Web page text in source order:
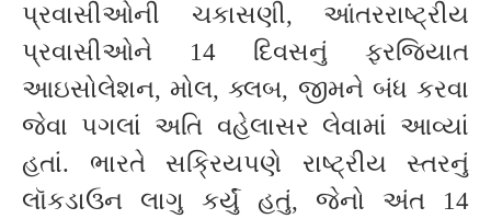
પ્રવાસીઓની ચકાસણી, આંતરરાષ્ટ્રીય
પ્રવાસીઓને 14 દિવસનું ફરજિયાત
આઇસોલેશન, મોલ, ક્લબ, જીમને બંધ કરવા
જેવા પગલાં અતિ વહેલાસર લેવામાં આવ્યાં
હતાં. ભારતે સક્રિયપણે રાષ્ટ્રીય સ્તરનું
લૉકડાઉન લાગુ કર્યું હતું, જેનો અંત 14